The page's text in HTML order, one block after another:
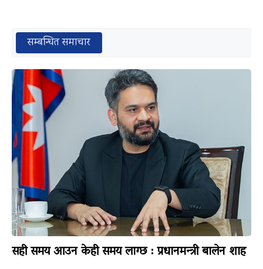
सम्बन्धित समाचार
सही समय आउन केही समय लाग्छ : प्रधानमन्त्री बालेन शाह